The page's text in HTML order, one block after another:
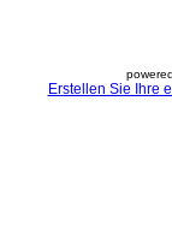
Erstellen Sie Ihre